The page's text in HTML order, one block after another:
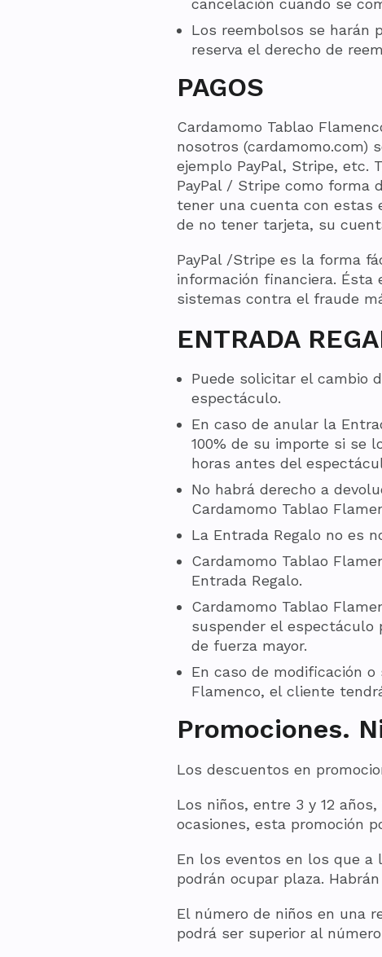
Los reembolsos se harán
reserva el derecho de
PAGOS
Cardamomo Tablao
nosotros (cardamomo.com)
ejemplo PayPal, Stripe, etc.
PayPal / Stripe como forma
tener una cuenta con estas
de no tener tarjeta, su
PayPal /Stripe es la forma
información financiera.
sistemas contra el fraude
ENTRADA
Puede solicitar el cambio
espectáculo.
En caso de anular la
100% de su importe si se
horas antes del
No habrá derecho a
Cardamomo Tablao
La Entrada Regalo no es
Cardamomo Tablao
Entrada Regalo.
Cardamomo Tablao
suspender el espectáculo
de fuerza mayor.
En caso de modificación
Flamenco, el cliente
Promociones.
Los descuentos en
Los niños, entre 3 y 12
ocasiones, esta promoción
En los eventos en los que a
podrán ocupar plaza.
El número de niños en una
podrá ser superior al